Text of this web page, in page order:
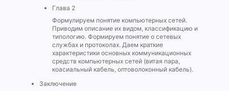
Глава 2
Формулируем понятие компьютерных сетей.
Приводим описание их видом, классификацию и
типологию. Формируем понятие о сетевых
службах и протоколах. Даем краткие
характеристики основных коммуникационных
средств компьютерных сетей (витая пара,
коасиальный кабель, оптоволоконный кабель).
Заключение